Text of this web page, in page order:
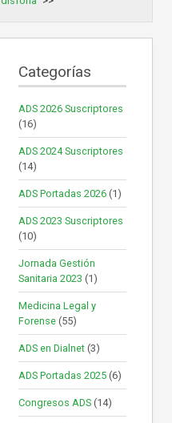
Categorías
ADS 2026 Suscriptores
(16)
ADS 2024 Suscriptores
(14)
ADS Portadas 2026 (1)
ADS 2023 Suscriptores
(10)
Jornada Gestión
Sanitaria 2023 (1)
Medicina Legal y
Forense (55)
ADS en Dialnet (3)
ADS Portadas 2025 (6)
Congresos ADS (14)